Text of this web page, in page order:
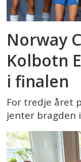
Norway
Kolbotn
i finalen
For tredje året
jenter bragden